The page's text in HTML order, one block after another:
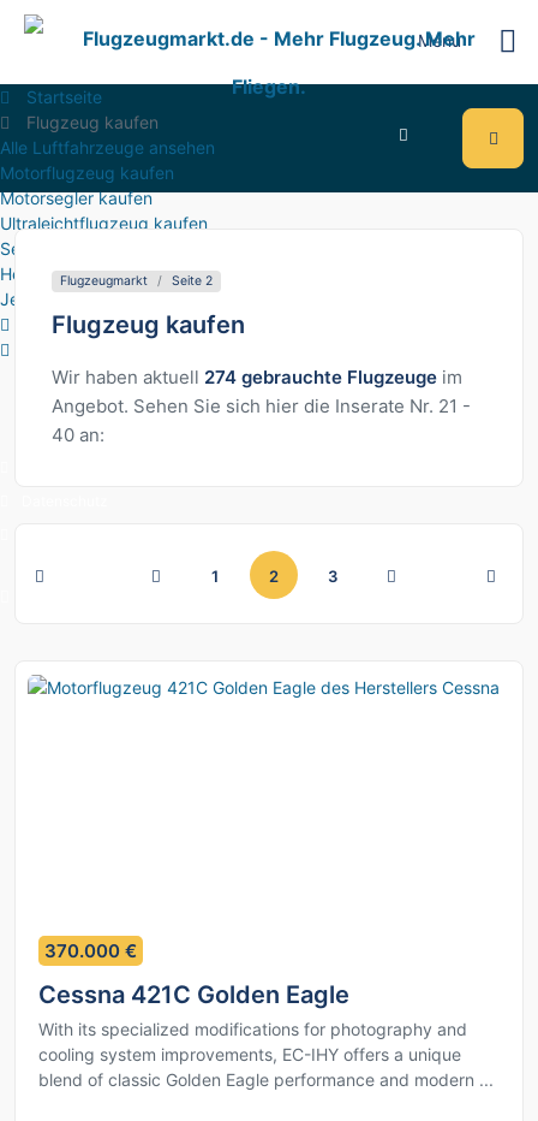
Menu
Startseite
Flugzeug kaufen
Alle Luftfahrzeuge ansehen
Motorflugzeug kaufen
Motorsegler kaufen
Ultraleichtflugzeug kaufen
Segelflugzeug kaufen
Helikopter kaufen
Jet kaufen
Flugzeug inserieren
Flugzeugmarkt Seite 2
Flugzeug kaufen
Wir haben aktuell 274 gebrauchte Flugzeuge,im
Angebot. Sehen Sie sich hier die Inserate Nr. 21 -
40 an:
1 2(aktuell)
3
4
370.000 €
Cessna 421C Golden Eagle
With its specialized modifications for photography and
cooling system improvements, EC-IHY offers a unique
blend of classic Golden Eagle performance and modern ...